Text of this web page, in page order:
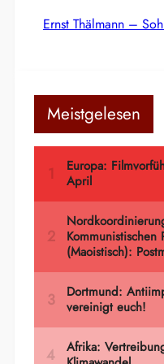
Ernst Thälmann –
Meistgelesen